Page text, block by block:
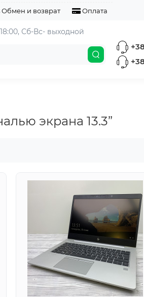
Обмен и возврат Оплата
Сб-Вс- выходной
экрана 13.3”